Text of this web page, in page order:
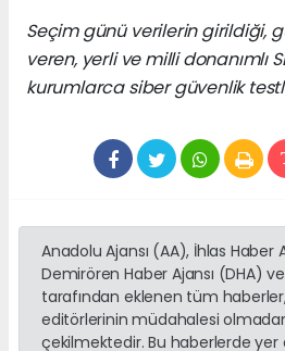
Seçim günü verilerin girildiği,
veren, yerli ve milli donanımlı
kurumlarca siber güvenlik
Anadolu Ajansı (AA), İhlas Haber
Demirören Haber Ajansı (DHA)
tarafından eklenen tüm
editörlerinin müdahalesi
çekilmektedir. Bu haberlerde yer